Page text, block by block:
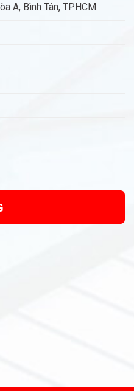
A, Bình Tân, TP.HCM